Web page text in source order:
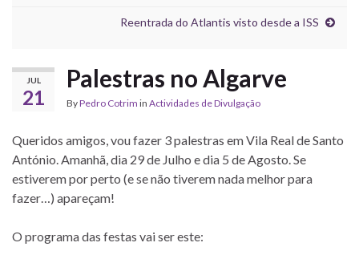
Reentrada do Atlantis visto desde a ISS
JUL
21
Palestras no Algarve
ByPedro Cotrim in Actividades de Divulgação
Queridos amigos, vou fazer 3 palestras em Vila Real de Santo
António. Amanhã, dia 29 de Julho e dia 5 de Agosto. Se
estiverem por perto (e se não tiverem nada melhor para
fazer…) apareçam!
O programa das festas vai ser este: